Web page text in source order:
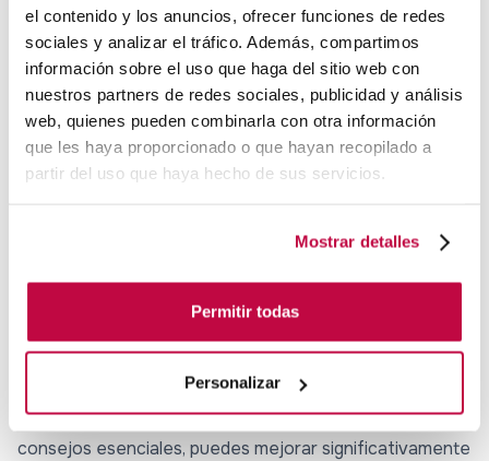
el contenido y los anuncios, ofrecer funciones de redes
sociales y analizar el tráfico. Además, compartimos
información sobre el uso que haga del sitio web con
nuestros partners de redes sociales, publicidad y análisis
web, quienes pueden combinarla con otra información
que les haya proporcionado o que hayan recopilado a
partir del uso que haya hecho de sus servicios.
Mostrar detalles
Permitir todas
Personalizar
conversiones en tu sitio. Examina métricas como la
tasa de conversión, la tasa de rebote y el tiempo en el
sitio para identificar áreas de mejora.
Realiza pruebas A/B en tus páginas de destino y
formulariospara determinar qué elementos funcionan
y análisis constante te permitirá tomar decisiones
aumentar la generación de leads.
En resumen, la optimización de tu sitio web para la
generación de leads es esencial para el éxito de tu
estrategia de marketing digital. Siguiendo estos
consejos esenciales, puedes mejorar significativamente